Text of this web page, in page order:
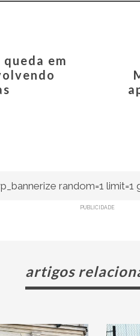
em
random=1 limit=1
PUBLICIDADE
artigos